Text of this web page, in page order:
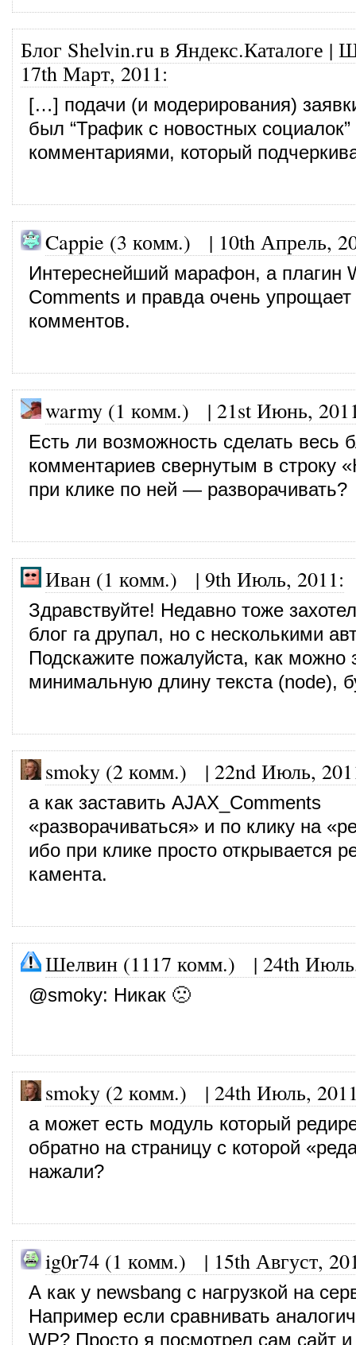
Блог Shelvin.ru в Яндекс.Каталоге |
17th Март, 2011:
[…] подачи (и модерирования)
был “Трафик с новостных
комментариями, который
Cappie (3 комм.) | 10th Апрель,
Интереснейший марафон, а плагин
Comments и правда очень
комментов.
warmy (1 комм.) | 21st Июнь,
Есть ли возможность сделать весь
комментариев свернутым в строку
при клике по ней — разворачивать?
Иван (1 комм.) | 9th Июль, 2011:
Здравствуйте! Недавно тоже
блог га друпал, но с несколькими
Подскажите пожалуйста, как можно
минимальную длину текста (node),
smoky (2 комм.) | 22nd Июль,
а как заставить AJAX_Comments
«разворачиваться» и по клику на
ибо при клике просто открывается
камента.
Шелвин (1117 комм.) | 24th
@smoky: Никак 🙁
smoky (2 комм.) | 24th Июль,
а может есть модуль который
обратно на страницу с которой
нажали?
ig0r74 (1 комм.) | 15th Август,
А как у newsbang с нагрузкой на
Например если сравнивать
WP? Просто я посмотрел сам сайт